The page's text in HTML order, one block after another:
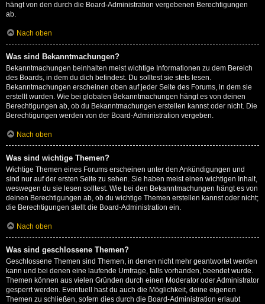
hängt von den durch die Board-Administration vergebenen Berechtigungen
ab.
Nach oben
Was sind Bekanntmachungen?
Bekanntmachungen beinhalten meist wichtige Informationen zu dem Bereich
des Boards, in dem du dich befindest. Du solltest sie stets lesen.
Bekanntmachungen erscheinen oben auf jeder Seite des Forums, in dem sie
erstellt wurden. Wie bei globalen Bekanntmachungen hängt es von deinen
Berechtigungen ab, ob du Bekanntmachungen erstellen kannst oder nicht. Die
Berechtigungen werden von der Board-Administration vergeben.
Nach oben
Was sind wichtige Themen?
Wichtige Themen eines Forums erscheinen unter den Ankündigungen und
sind nur auf der ersten Seite zu sehen. Sie haben meist einen wichtigen Inhalt,
weswegen du sie lesen solltest. Wie bei den Bekanntmachungen hängt es von
deinen Berechtigungen ab, ob du wichtige Themen erstellen kannst oder nicht;
die Berechtigungen stellt die Board-Administration ein.
Nach oben
Was sind geschlossene Themen?
Geschlossene Themen sind Themen, in denen nicht mehr geantwortet werden
kann und bei denen eine laufende Umfrage, falls vorhanden, beendet wurde.
Themen können aus vielen Gründen durch einen Moderator oder Administrator
gesperrt werden. Eventuell hast du auch die Möglichkeit, deine eigenen
Themen zu schließen, sofern dies durch die Board-Administration erlaubt